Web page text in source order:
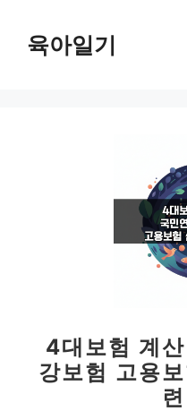
육아일기
4대보험 계
강보험 고용